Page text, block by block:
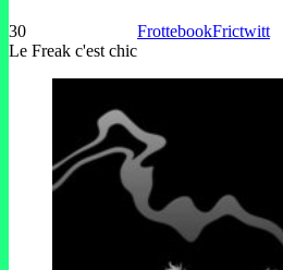
30
Le Freak c'est chic
FrottebookFrictwitt